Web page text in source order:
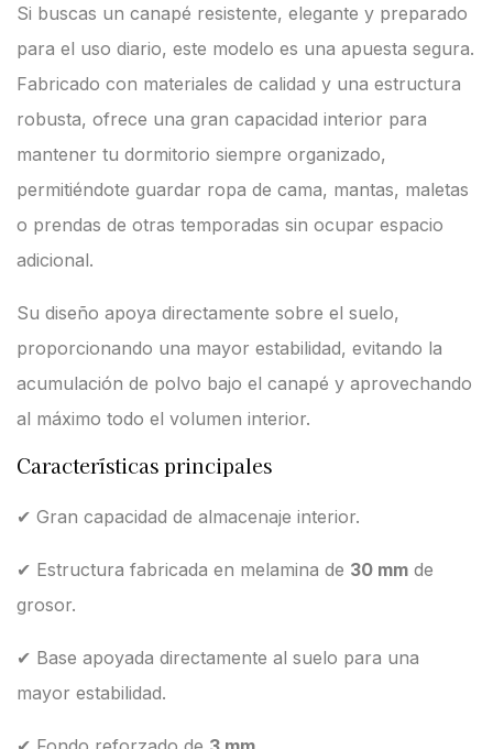
Si buscas un canapé resistente, elegante y preparado
para el uso diario, este modelo es una apuesta segura.
Fabricado con materiales de calidad y una estructura
robusta, ofrece una gran capacidad interior para
mantener tu dormitorio siempre organizado,
permitiéndote guardar ropa de cama, mantas, maletas
o prendas de otras temporadas sin ocupar espacio
adicional.
Su diseño apoya directamente sobre el suelo,
proporcionando una mayor estabilidad, evitando la
acumulación de polvo bajo el canapé y aprovechando
al máximo todo el volumen interior.
Características principales
✔ Gran capacidad de almacenaje interior.
✔ Estructura fabricada en melamina de 30 mm de
grosor.
✔ Base apoyada directamente al suelo para una
mayor estabilidad.